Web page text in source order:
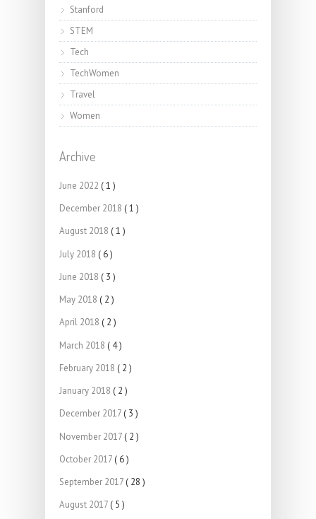
Stanford
STEM
Tech
TechWomen
Travel
Women
Archive
June 2022 ( 1 )
December 2018 ( 1 )
August 2018 ( 1 )
July 2018 ( 6 )
June 2018 ( 3 )
May 2018 ( 2 )
April 2018 ( 2 )
March 2018 ( 4 )
February 2018 ( 2 )
January 2018 ( 2 )
December 2017 ( 3 )
November 2017 ( 2 )
October 2017 ( 6 )
September 2017 ( 28 )
August 2017 ( 5 )